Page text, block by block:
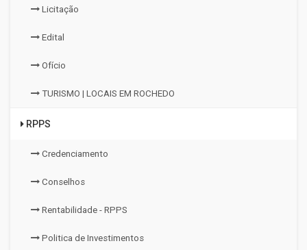
Licitação
Edital
Ofício
TURISMO | LOCAIS EM ROCHEDO
RPPS
Credenciamento
Conselhos
Rentabilidade - RPPS
Politica de Investimentos